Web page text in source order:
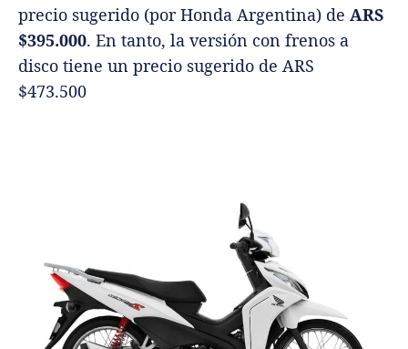
precio sugerido (por Honda Argentina) de ARS
$395.000. En tanto, la versión con frenos a
disco tiene un precio sugerido de ARS
$473.500